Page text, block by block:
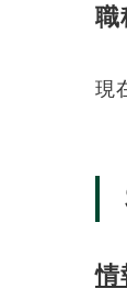
職
現
情